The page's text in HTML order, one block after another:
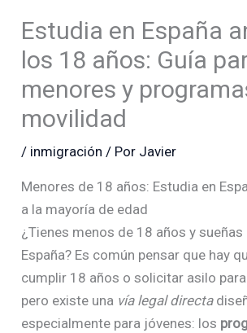
Estudia en España
los 18 años: Guía
menores y
movilidad
/ inmigración / Por Javier
Menores de 18 años: Estudia en
a la mayoría de edad
¿Tienes menos de 18 años y
España? Es común pensar que hay
cumplir 18 años o solicitar asilo
pero existe una vía legal directa
especialmente para jóvenes: los